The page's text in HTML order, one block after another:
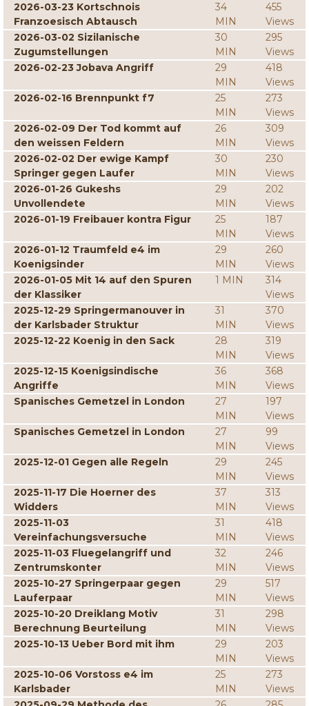
2026-03-23 Kortschnois
Franzoesisch Abtausch
34
MIN
455
Views
2026-03-02 Sizilanische
Zugumstellungen
30
MIN
295
Views
2026-02-23 Jobava Angriff
29
MIN
418
Views
2026-02-16 Brennpunkt f7
25
MIN
273
Views
2026-02-09 Der Tod kommt auf
den weissen Feldern
26
MIN
309
Views
2026-02-02 Der ewige Kampf
Springer gegen Laufer
30
MIN
230
Views
2026-01-26 Gukeshs
Unvollendete
29
MIN
202
Views
2026-01-19 Freibauer kontra Figur
25
MIN
187
Views
2026-01-12 Traumfeld e4 im
Koenigsinder
29
MIN
260
Views
2026-01-05 Mit 14 auf den Spuren
der Klassiker
1 MIN
314
Views
2025-12-29 Springermanouver in
der Karlsbader Struktur
31
MIN
370
Views
2025-12-22 Koenig in den Sack
28
MIN
319
Views
2025-12-15 Koenigsindische
Angriffe
36
MIN
368
Views
Spanisches Gemetzel in London
27
MIN
197
Views
Spanisches Gemetzel in London
27
MIN
99
Views
2025-12-01 Gegen alle Regeln
29
MIN
245
Views
2025-11-17 Die Hoerner des
Widders
37
MIN
313
Views
2025-11-03
Vereinfachungsversuche
31
MIN
418
Views
2025-11-03 Fluegelangriff und
Zentrumskonter
32
MIN
246
Views
2025-10-27 Springerpaar gegen
Lauferpaar
29
MIN
517
Views
2025-10-20 Dreiklang Motiv
Berechnung Beurteilung
31
MIN
298
Views
2025-10-13 Ueber Bord mit ihm
29
MIN
203
Views
2025-10-06 Vorstoss e4 im
Karlsbader
25
MIN
273
Views